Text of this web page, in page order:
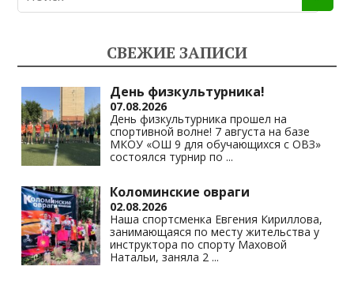
o
as
s
ni
ki
gr
a
m
s
A
p
p
y
Li
n
k
СВЕЖИЕ ЗАПИСИ
День физкультурника!
07.08.2026
День физкультурника прошел на
спортивной волне! 7 августа на базе
МКОУ «ОШ 9 для обучающихся с ОВЗ»
состоялся турнир по ...
Коломинские овраги
02.08.2026
Наша спортсменка Евгения Кириллова,
занимающаяся по месту жительства у
инструктора по спорту Маховой
Натальи, заняла 2 ...